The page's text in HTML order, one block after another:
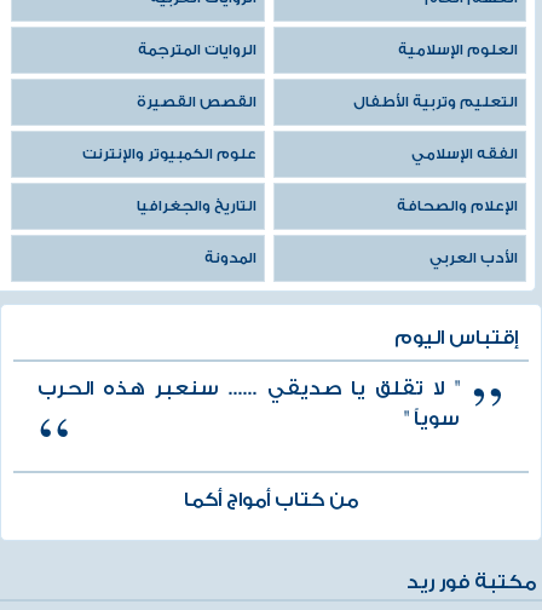
العلوم الإسلامية الروايات المترجمة
التعليم وتربية الأطفال القصص القصيرة
الفقه الإسلامي علوم الكمبيوتر والإنترنت
الإعلام والصحافة التاريخ والجغرافيا
الأدب العربي المدونة
إقتباس اليوم
" لا تقلق يا صديقي ...... سنعبر هذه الحرب
سوياً "
من كتاب أمواج أكما
مكتبة فور ريد